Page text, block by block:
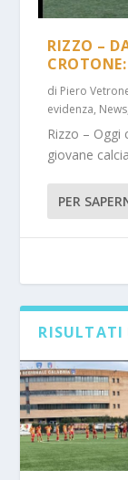
RIZZO –
di Piero
evidenza, News
Rizzo – Oggi
giovane
PER
RISULTATI